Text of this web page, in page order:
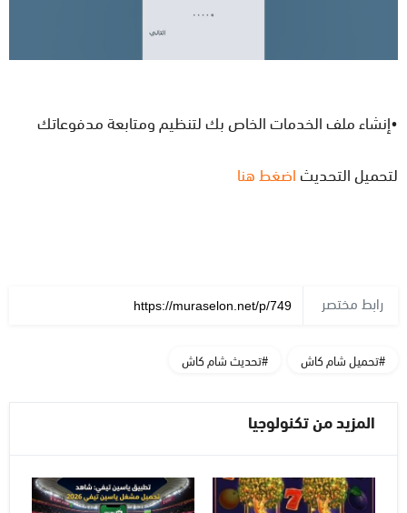
•إنشاء ملف الخدمات الخاص بك لتنظيم ومتابعة مدفوعاتك
لتحميل التحديثاضغط هنا
رابط مختصر
#تحميل شام كاش #تحديث شام كاش
المزيد من تكنولوجيا